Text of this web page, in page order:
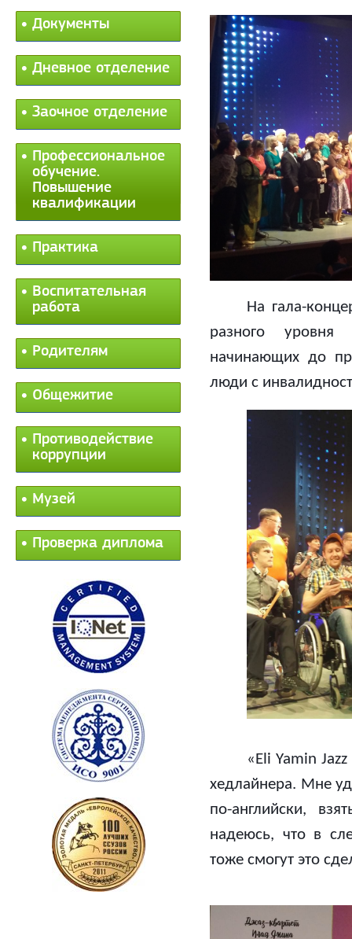
Документы
Дневное отделение
Заочное отделение
Профессиональное
обучение.
Повышение
квалификации
Практика
Воспитательная
работа
Родителям
Общежитие
Противодействие
коррупции
Музей
Проверка диплома
На гала-
разного
начинающих до
люди с
« Eli Yamin
хедлайнера. Мне
по-английски,
надеюсь, что в
тоже смогут это